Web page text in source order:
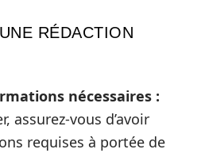
RÉDACTION
nécessaires :
assurez-vous d’avoir
requises à portée de